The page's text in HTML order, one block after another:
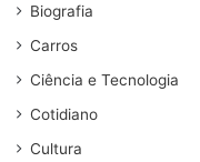
Biografia
Carros
Ciência e Tecnologia
Cotidiano
Cultura